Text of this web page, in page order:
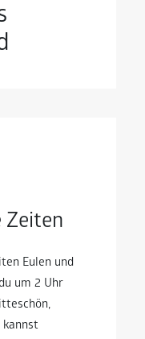
Zeiten
Eulen und
um 2 Uhr
kannst